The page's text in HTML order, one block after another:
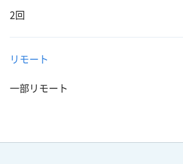
2回
リモート
一部リモート